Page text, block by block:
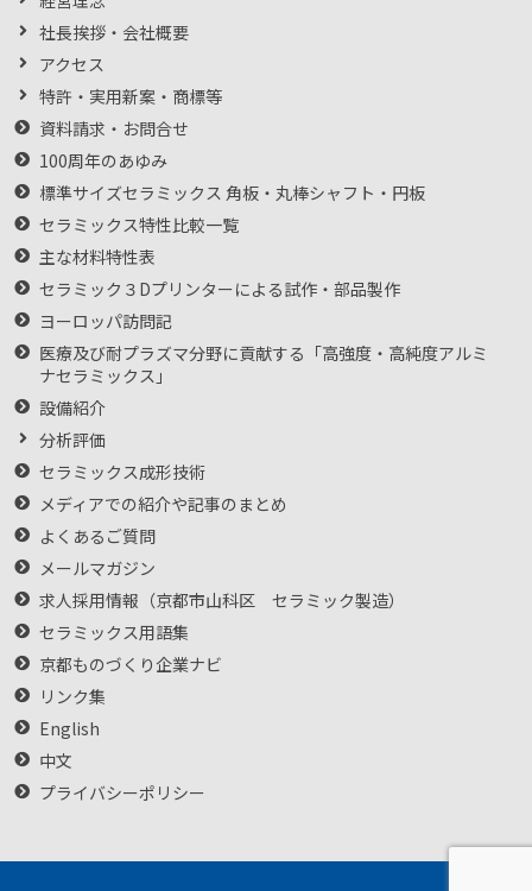
社長挨拶・会社概要
アクセス
特許・実用新案・商標等
資料請求・お問合せ
100周年のあゆみ
標準サイズセラミックス 角板・丸棒シャフト・円板
セラミックス特性比較一覧
主な材料特性表
セラミック３Dプリンターによる試作・部品製作
ヨーロッパ訪問記
医療及び耐プラズマ分野に貢献する「高強度・高純度アルミ
ナセラミックス」
設備紹介
分析評価
セラミックス成形技術
メディアでの紹介や記事のまとめ
よくあるご質問
メールマガジン
求人採用情報（京都市山科区 セラミック製造）
セラミックス用語集
京都ものづくり企業ナビ
リンク集
English
中文
プライバシーポリシー